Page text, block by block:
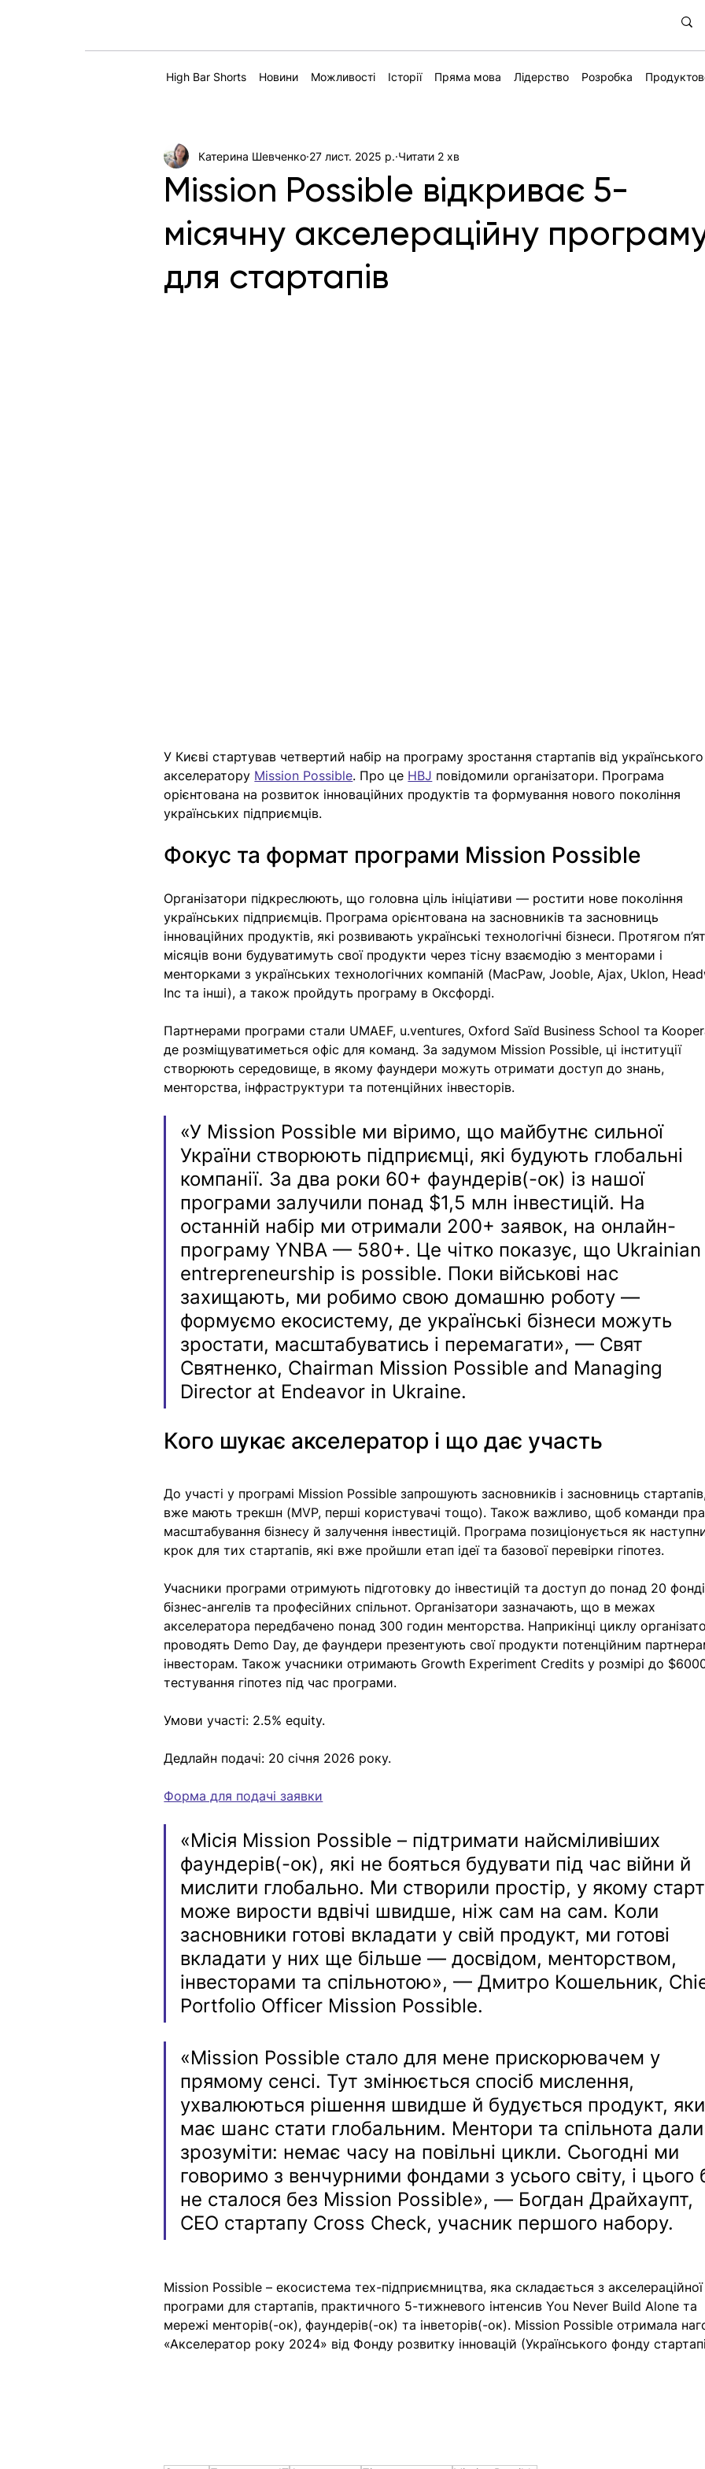
High Bar Shorts Новини Можливості Історії Пряма мова Лідерство Розробка
Mission Possible відкриває 5-
місячну акселераційну
для стартапів
Катерина Шевченко 27 лист. 2025 р. Читати 2 хв
У Києві стартував четвертий набір на програму зростання стартапів від українського
акселератору Mission Possible. Про це HBJ повідомили організатори. Програма
орієнтована на розвиток інноваційних продуктів та формування нового покоління
українських підприємців.
Фокус та формат програми Mission Possible
Організатори підкреслюють, що головна ціль ініціативи — ростити нове покоління
українських підприємців. Програма орієнтована на засновників та засновниць
інноваційних продуктів, які розвивають українські технологічні бізнеси. Протягом
місяців вони будуватимуть свої продукти через тісну взаємодію з менторами і
менторками з українських технологічних компаній (MacPaw, Jooble, Ajax, Uklon,
Inc та інші), а також пройдуть програму в Оксфорді.
Партнерами програми стали UMAEF, u.ventures, Oxford Saïd Business School та
де розміщуватиметься офіс для команд. За задумом Mission Possible, ці інституції
створюють середовище, в якому фаундери можуть отримати доступ до знань,
менторства, інфраструктури та потенційних інвесторів.
«У Mission Possible ми віримо, що майбутнє сильної
України створюють підприємці, які будують глобальні
компанії. За два роки 60+ фаундерів(-ок) із нашої
програми залучили понад $1,5 млн інвестицій. На
останній набір ми отримали 200+ заявок, на онлайн-
програму YNBA — 580+. Це чітко показує, що Ukrainian
entrepreneurship is possible. Поки військові нас
захищають, ми робимо свою домашню роботу —
формуємо екосистему, де українські бізнеси можуть
зростати, масштабуватись і перемагати», — Свят
Святненко, Chairman Mission Possible and Managing
Director at Endeavor in Ukraine.
Кого шукає акселератор і що дає участь
До участі у програмі Mission Possible запрошують засновників і засновниць
вже мають трекшн (MVP, перші користувачі тощо). Також важливо, щоб команди
масштабування бізнесу й залучення інвестицій. Програма позиціонується як
крок для тих стартапів, які вже пройшли етап ідеї та базової перевірки гіпотез.
Учасники програми отримують підготовку до інвестицій та доступ до понад 20
бізнес-ангелів та професійних спільнот. Організатори зазначають, що в межах
акселератора передбачено понад 300 годин менторства. Наприкінці циклу
проводять Demo Day, де фаундери презентують свої продукти потенційним
інвесторам. Також учасники отримають Growth Experiment Credits у розмірі до
тестування гіпотез під час програми.
Умови участі: 2.5% equity.
Дедлайн подачі: 20 січня 2026 року.
Форма для подачі заявки
«Місія Mission Possible – підтримати найсміливіших
фаундерів(-ок), які не бояться будувати під час війни й
мислити глобально. Ми створили простір, у якому
може вирости вдвічі швидше, ніж сам на сам. Коли
засновники готові вкладати у свій продукт, ми готові
вкладати у них ще більше — досвідом, менторством,
інвесторами та спільнотою», — Дмитро Кошельник,
Portfolio Officer Mission Possible.
«Mission Possible стало для мене прискорювачем у
прямому сенсі. Тут змінюється спосіб мислення,
ухвалюються рішення швидше й будується продукт,
має шанс стати глобальним. Ментори та спільнота дали
зрозуміти: немає часу на повільні цикли. Сьогодні ми
говоримо з венчурними фондами з усього світу, і цього
не сталося без Mission Possible», — Богдан Драйхаупт,
CEO стартапу Cross Check, учасник першого набору.
Mission Possible – екосистема тех-підприємництва, яка складається з акселераційної
програми для стартапів, практичного 5-тижневого інтенсив You Never Build Alone та
мережі менторів(-ок), фаундерів(-ок) та інветорів(-ок). Mission Possible отримала
«Акселератор року 2024» від Фонду розвитку інновацій (Українського фонду